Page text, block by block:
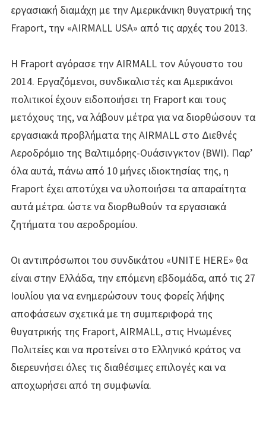
εργασιακή διαμάχη με την Αμερικάνικη θυγατρική της
Fraport, την «AIRMALL USA» από τις αρχές του 2013.
Η Fraport αγόρασε την AIRMALL τον Αύγουστο του
2014. Εργαζόμενοι, συνδικαλιστές και Αμερικάνοι
πολιτικοί έχουν ειδοποιήσει τη Fraport και τους
μετόχους της, να λάβουν μέτρα για να διορθώσουν τα
εργασιακά προβλήματα της AIRMALL στο Διεθνές
Αεροδρόμιο της Βαλτιμόρης-Ουάσινγκτον (BWI). Παρ’
όλα αυτά, πάνω από 10 μήνες ιδιοκτησίας της, η
Fraport έχει αποτύχει να υλοποιήσει τα απαραίτητα
αυτά μέτρα. ώστε να διορθωθούν τα εργασιακά
ζητήματα του αεροδρομίου.
Οι αντιπρόσωποι του συνδικάτου «UNITE HERE» θα
είναι στην Ελλάδα, την επόμενη εβδομάδα, από τις 27
Ιουλίου για να ενημερώσουν τους φορείς λήψης
αποφάσεων σχετικά με τη συμπεριφορά της
θυγατρικής της Fraport, AIRMALL, στις Ηνωμένες
Πολιτείες και να προτείνει στο Ελληνικό κράτος να
διερευνήσει όλες τις διαθέσιμες επιλογές και να
αποχωρήσει από τη συμφωνία.